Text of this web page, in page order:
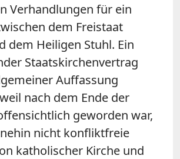
Verhandlungen für ein
dem Freistaat
dem Heiligen Stuhl. Ein
Staatskirchenvertrag
Auffassung
nach dem Ende der
geworden war,
nicht konfliktfreie
katholischer Kirche und